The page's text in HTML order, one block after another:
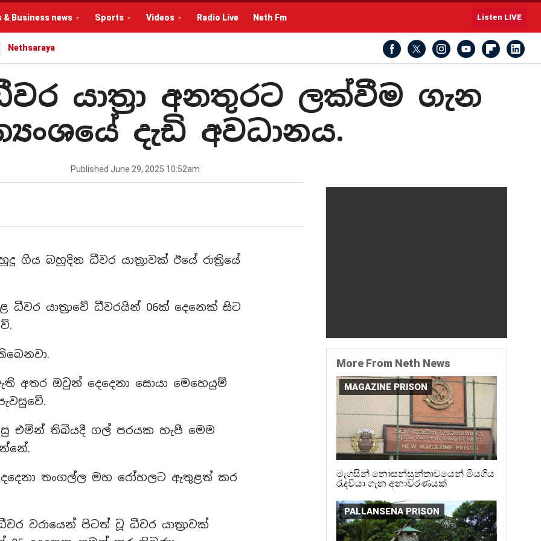
Business news Sports Videos Radio Live Neth Fm Listen LIVE
Nethsaraya
යාත්‍රා අනතුරට ලක්වීම ගැන
දැඩි අවධානය.
Published June 29, 2025 10:52am
ගිය බහුදින ධීවර යාත්‍රාවක් ඊයේ රාත්‍රියේ
ධීවර යාත්‍රාවේ ධීවරයින් 06ක් දෙනෙක් සිට
අතර ඔවුන් දෙදෙනා සොයා මෙහෙයුම්
එමින් තිබියදී ගල් පරයක හැපී මෙම
තංගල්ල මහ රෝහලට ඇතුළත් කර
වරායෙන් පිටත් වූ ධීවර යාත්‍රාවක්
More From Neth News
MAGAZINE PRISON
මැගසින් නොසන්සුන්තාවයෙන් මියගිය
රැදවියා ගැන අනාවරණයක්
PALLANSENA PRISON